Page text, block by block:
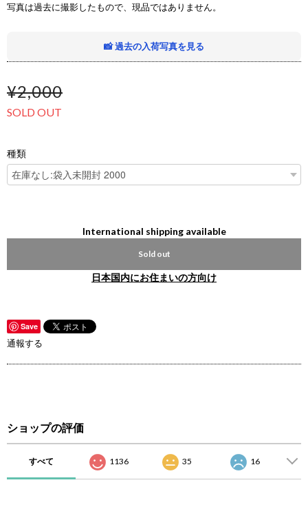
写真は過去に撮影したもので、現品ではありません。
📸 過去の入荷写真を見る
¥2,000
SOLD OUT
種類
International shipping available
Sold out
日本国内にお住まいの方向け
Save
通報する
ショップの評価
すべて 1136 35 16